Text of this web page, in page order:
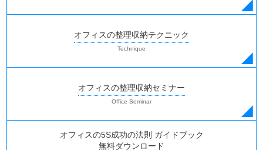
オフィスの整理収納テクニック
オフィスの整理収納セミナー
オフィスの5S成功の法則 ガイドブック
無料ダウンロード